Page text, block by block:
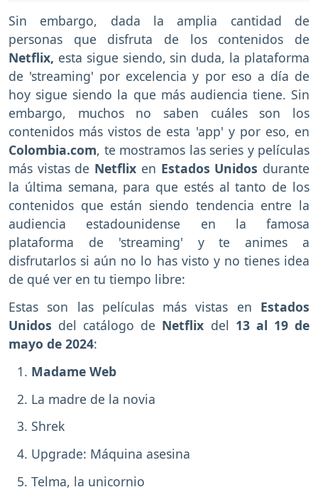
Sin embargo, dada la amplia cantidad de
personas que disfruta de los contenidos de
Netflix, esta sigue siendo, sin duda, la plataforma
de 'streaming' por excelencia y por eso a día de
hoy sigue siendo la que más audiencia tiene. Sin
embargo, muchos no saben cuáles son los
contenidos más vistos de esta 'app' y por eso, en
Colombia.com, te mostramos las series y películas
más vistas de Netflix en Estados Unidos durante
la última semana, para que estés al tanto de los
contenidos que están siendo tendencia entre la
audiencia estadounidense en la famosa
plataforma de 'streaming' y te animes a
disfrutarlos si aún no lo has visto y no tienes idea
de qué ver en tu tiempo libre:
Estas son las películas más vistas en Estados
Unidos del catálogo de Netflix del 13 al 19 de
mayo de 2024:
Madame Web
La madre de la novia
Shrek
Upgrade: Máquina asesina
Telma, la unicornio